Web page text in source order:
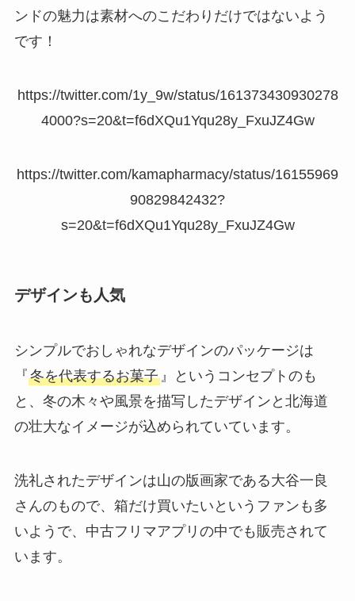
ンドの魅力は素材へのこだわりだけではないよう
です！
https://twitter.com/1y_9w/status/161373430930278
4000?s=20&t=f6dXQu1Yqu28y_FxuJZ4Gw
https://twitter.com/kamapharmacy/status/16155969
90829842432?
s=20&t=f6dXQu1Yqu28y_FxuJZ4Gw
デザインも人気
シンプルでおしゃれなデザインのパッケージは
『冬を代表するお菓子』というコンセプトのも
と、冬の木々や風景を描写したデザインと北海道
の壮大なイメージが込められていています。
洗礼されたデザインは山の版画家である大谷一良
さんのもので、箱だけ買いたいというファンも多
いようで、中古フリマアプリの中でも販売されて
います。